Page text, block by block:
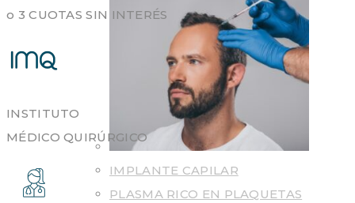
IMPLANTE CAPILAR
PLASMA RICO EN PLAQUETAS
o 3 CUOTAS SIN INTERÉS
INSTITUTO
MÉDICO QUIRÚRGICO